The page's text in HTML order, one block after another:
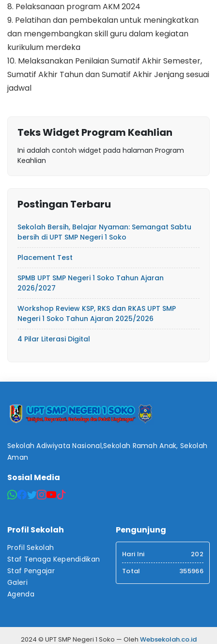
8. Pelaksanaan program AKM 2024
9. Pelatihan dan pembekalan untuk meningkatkan
dan mengembangkan skill guru dalam kegiatan
kurikulum merdeka
10. Melaksanakan Penilaian Sumatif Akhir Semester,
Sumatif Akhir Tahun dan Sumatif Akhir Jenjang sesuai
jadwal
Teks Widget Program Keahlian
Ini adalah contoh widget pada halaman Program
Keahlian
Postingan Terbaru
Sekolah Bersih, Belajar Nyaman: Semangat Sabtu
bersih di UPT SMP Negeri 1 Soko
Placement Test
SPMB UPT SMP Negeri 1 Soko Tahun Ajaran
2026/2027
Workshop Review KSP, RKS dan RKAS UPT SMP
Negeri 1 Soko Tahun Ajaran 2025/2026
4 Pilar Literasi Digital
Sekolah Adiwiyata Nasional,Sekolah Ramah Anak, Sekolah
Aman
Sosial Media
Profil Sekolah
Profil Sekolah
Staf Tenaga Kependidikan
Staf Pengajar
Galeri
Agenda
Pengunjung
Hari Ini
202
Total
355966
2024 © UPT SMP Negeri 1 Soko — Oleh Websekolah.co.id